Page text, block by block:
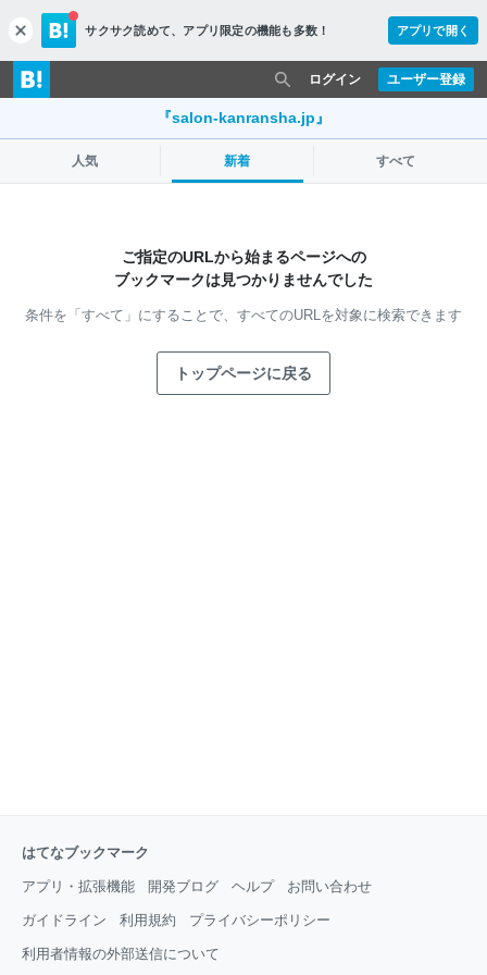
c
l
o
s
サクサク読めて、 アプリ限定の機能も多数！ アプリで開く
ユーザー登録
ログイン
『salon-kanransha.jp』
人気 新着 すべて
ご指定のURLから始まるページへの
ブックマークは見つかりませんでした
条件を「すべて」にすることで、 すべてのURLを対象に検索できます
トップページに戻る
はてなブックマーク
アプリ・拡張機能 開発ブログ ヘルプ お問い合わせ
ガイドライン 利用規約 プライバシーポリシー
利用者情報の外部送信について